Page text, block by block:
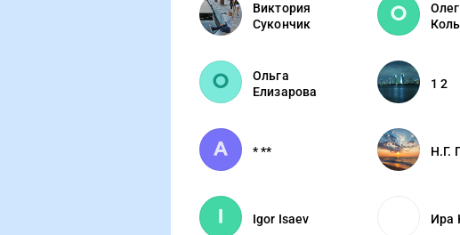
Виктория
Сукончик
Олег
Ольга
Елизарова
1 2
* ** Н.Г.
Igor Isaev Ира